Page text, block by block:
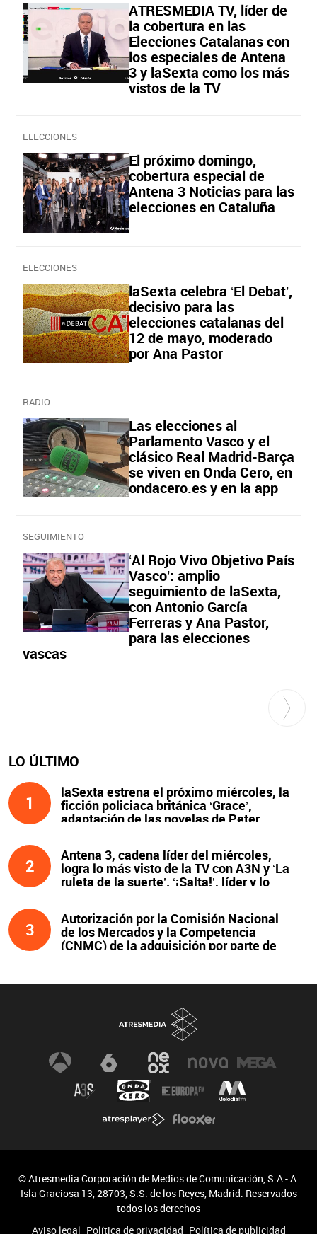
ATRESMEDIA TV, líder de
la cobertura en las
Elecciones Catalanas con
los especiales de Antena
3 y laSexta como los más
vistos de la TV
ELECCIONES
El próximo domingo,
cobertura especial de
Antena 3 Noticias para las
elecciones en Cataluña
ELECCIONES
laSexta celebra ‘El Debat’,
decisivo para las
elecciones catalanas del
12 de mayo, moderado
por Ana Pastor
RADIO
Las elecciones al
Parlamento Vasco y el
clásico Real Madrid-Barça
se viven en Onda Cero, en
ondacero.es y en la app
SEGUIMIENTO
‘Al Rojo Vivo Objetivo País
Vasco’: amplio
seguimiento de laSexta,
con Antonio García
Ferreras y Ana Pastor,
para las elecciones
vascas
LO ÚLTIMO
1
laSexta estrena el próximo miércoles, la
ficción policiaca británica ‘Grace’,
adaptación de las novelas de Peter
2
Antena 3, cadena líder del miércoles,
logra lo más visto de la TV con A3N y ‘La
ruleta de la suerte’. ‘¡Salta!’, líder y lo
3
Autorización por la Comisión Nacional
de los Mercados y la Competencia
(CNMC) de la adquisición por parte de
compromisos asumidos
© Atresmedia Corporación de Medios de Comunicación, S.A - A.
Isla Graciosa 13, 28703, S.S. de los Reyes, Madrid. Reservados
todos los derechos
Aviso legal Política de privacidad Política de publicidad